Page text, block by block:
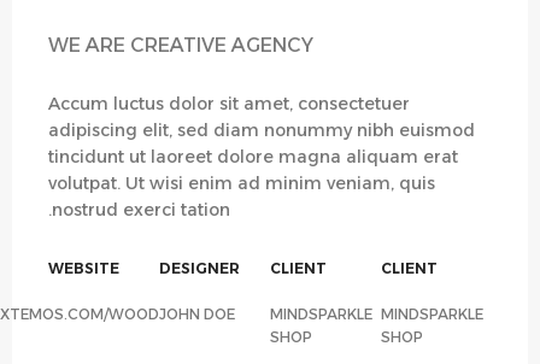
WE ARE CREATIVE AGENCY
Accum luctus dolor sit amet, consectetuer
adipiscing elit, sed diam nonummy nibh euismod
tincidunt ut laoreet dolore magna aliquam erat
volutpat. Ut wisi enim ad minim veniam, quis
nostrud exerci tation.
CLIENT
MINDSPARKLE
SHOP
CLIENT
MINDSPARKLE
SHOP
DESIGNER
JOHN DOE
WEBSITE
XTEMOS.COM/WOOD